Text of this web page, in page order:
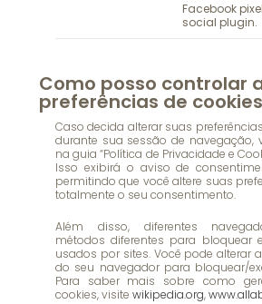
Facebook
social plugin.
Como posso controlar
preferências de
Caso decida alterar suas
durante sua sessão de navegação,
na guia “Política de Privacidade e
Isso exibirá o aviso de
permitindo que você altere suas
totalmente o seu consentimento.
Além disso, diferentes
métodos diferentes para bloquear
usados por sites. Você pode alterar
do seu navegador para bloquear/
Para saber mais sobre como
cookies, visite wikipedia.org,